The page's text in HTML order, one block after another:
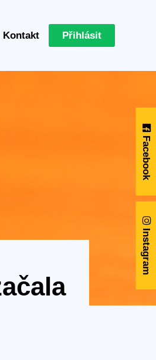
Facebook
Instagram
Kontakt Přihlásit